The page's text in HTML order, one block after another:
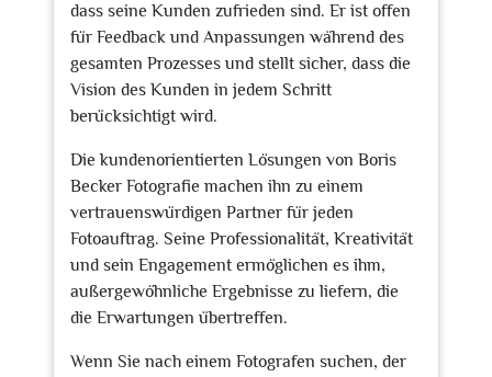
dass seine Kunden zufrieden sind. Er ist offen
für Feedback und Anpassungen während des
gesamten Prozesses und stellt sicher, dass die
Vision des Kunden in jedem Schritt
berücksichtigt wird.
Die kundenorientierten Lösungen von Boris
Becker Fotografie machen ihn zu einem
vertrauenswürdigen Partner für jeden
Fotoauftrag. Seine Professionalität, Kreativität
und sein Engagement ermöglichen es ihm,
außergewöhnliche Ergebnisse zu liefern, die
die Erwartungen übertreffen.
Wenn Sie nach einem Fotografen suchen, der